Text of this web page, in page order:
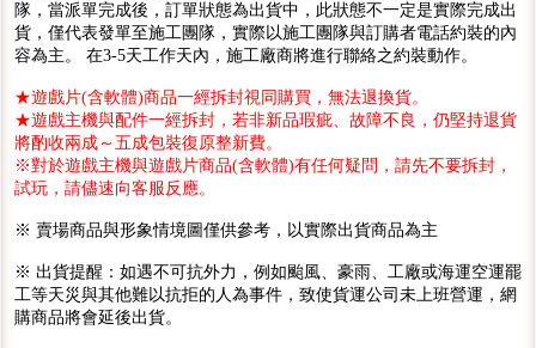
隊，當派單完成後，訂單狀態為出貨中，此狀態不一定是實際完成出
貨，僅代表發單至施工團隊，實際以施工團隊與訂購者電話約裝的內
容為主。 在3-5天工作天內，施工廠商將進行聯絡之約裝動作。
★遊戲片(含軟體)商品一經拆封視同購買，無法退換貨。
★遊戲主機與配件一經拆封，若非新品瑕疵、故障不良，仍堅持退貨
將酌收兩成～五成包裝復原整新費。
※對於遊戲主機與遊戲片商品(含軟體)有任何疑問，請先不要拆封，
試玩，請儘速向客服反應。
※ 賣場商品與形象情境圖僅供參考，以實際出貨商品為主
※ 出貨提醒：如遇不可抗外力，例如颱風、豪雨、工廠或海運空運罷
工等天災與其他難以抗拒的人為事件，致使貨運公司未上班營運，網
購商品將會延後出貨。